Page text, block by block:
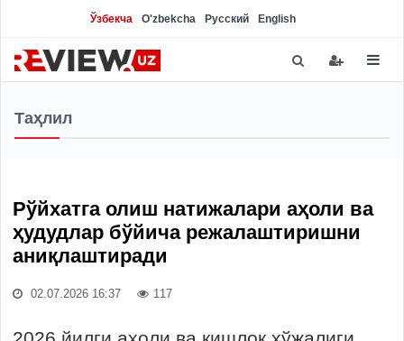
Ўзбекча O'zbekcha Русский English
Таҳлил
Рўйхатга олиш натижалари аҳоли ва
ҳудудлар бўйича режалаштиришни
аниқлаштиради
02.07.2026 16:37 117